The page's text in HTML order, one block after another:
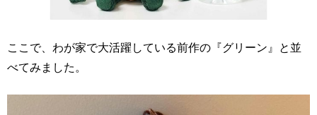
ここで、わが家で大活躍している前作の『グリーン』と並
べてみました。